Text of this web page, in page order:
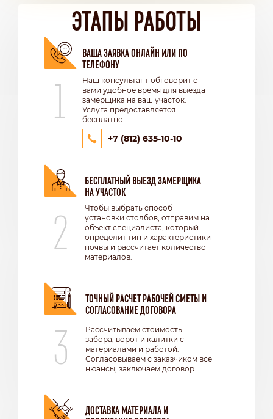
ЭТАПЫ РАБОТЫ
1
ВАША ЗАЯВКА ОНЛАЙН ИЛИ ПО
ТЕЛЕФОНУ
Наш консультант обговорит с
вами удобное время для выезда
замерщика на ваш участок.
Услуга предоставляется
бесплатно.
+7 (812) 635-10-10
2
БЕСПЛАТНЫЙ ВЫЕЗД ЗАМЕРЩИКА
НА УЧАСТОК
Чтобы выбрать способ
установки столбов, отправим на
объект специалиста, который
определит тип и характеристики
почвы и рассчитает количество
материалов.
3
ТОЧНЫЙ РАСЧЕТ РАБОЧЕЙ СМЕТЫ И
СОГЛАСОВАНИЕ ДОГОВОРА
Рассчитываем стоимость
забора, ворот и калитки с
материалами и работой.
Согласовываем с заказчиком все
нюансы, заключаем договор.
ДОСТАВКА МАТЕРИАЛА И